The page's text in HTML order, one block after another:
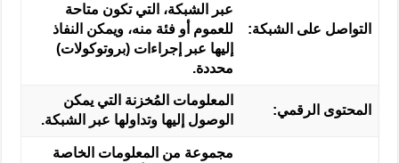
التواصل على الشبكة:
عبر الشبكة، التي تكون متاحة
للعموم أو فئة منه، ويمكن النفاذ
إليها عبر إجراءات (بروتوكولات)
محددة.
المحتوى الرقمي:
المعلومات المُخزنة التي يمكن
الوصول إليها وتداولها عبر الشبكة.
مجموعة من المعلومات الخاصة